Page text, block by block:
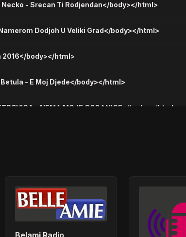
- Srecan Ti Rodjendan</body></html>
Dodjoh U Veliki Grad</body></html>
2016</body></html>
- E Moj Djede</body></html>
- NEMA MOJE COBANICE</body></html>
2013</body></html>
Da Su Meni 22</body></html>
- STAN&apos; MLADOSTI STANI STANI</body></html>